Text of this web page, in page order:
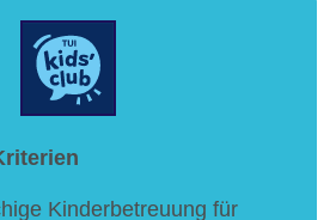
Kinderbetreuung für